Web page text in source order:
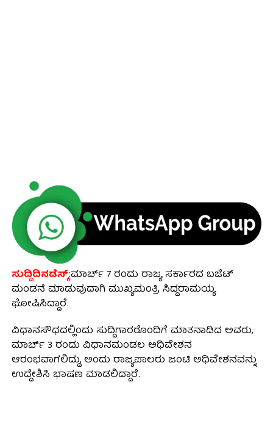
ಸುದ್ದಿದಿನಡೆಸ್ಕ್:ಮಾರ್ಚ್ 7 ರಂದು ರಾಜ್ಯ ಸರ್ಕಾರದ ಬಜೆಟ್
ಮಂಡನೆ ಮಾಡುವುದಾಗಿ ಮುಖ್ಯಮಂತ್ರಿ ಸಿದ್ದರಾಮಯ್ಯ
ಘೋಷಿಸಿದ್ದಾರೆ.
ವಿಧಾನಸೌಧದಲ್ಲಿಂದು ಸುದ್ದಿಗಾರರೊಂದಿಗೆ ಮಾತನಾಡಿದ ಅವರು,
ಮಾರ್ಚ್ 3 ರಂದು ವಿಧಾನಮಂಡಲ ಅಧಿವೇಶನ
ಆರಂಭವಾಗಲಿದ್ದು, ಅಂದು ರಾಜ್ಯಪಾಲರು ಜಂಟಿ ಅಧಿವೇಶನವನ್ನು
ಉದ್ದೇಶಿಸಿ ಭಾಷಣ ಮಾಡಲಿದ್ದಾರೆ.